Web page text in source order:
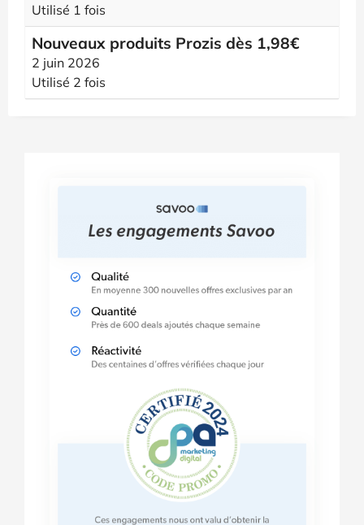
Utilisé 1 fois
Nouveaux produits Prozis dès 1,98€
2 juin 2026
Utilisé 2 fois